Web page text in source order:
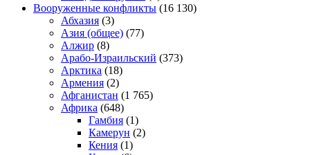
Вооруженные конфликты (16 130)
Абхазия (3)
Азия (общее) (77)
Алжир (8)
Арабо-Израильский (373)
Арктика (18)
Армения (2)
Афганистан (1 765)
Африка (648)
Гамбия (1)
Камерун (2)
Кения (1)